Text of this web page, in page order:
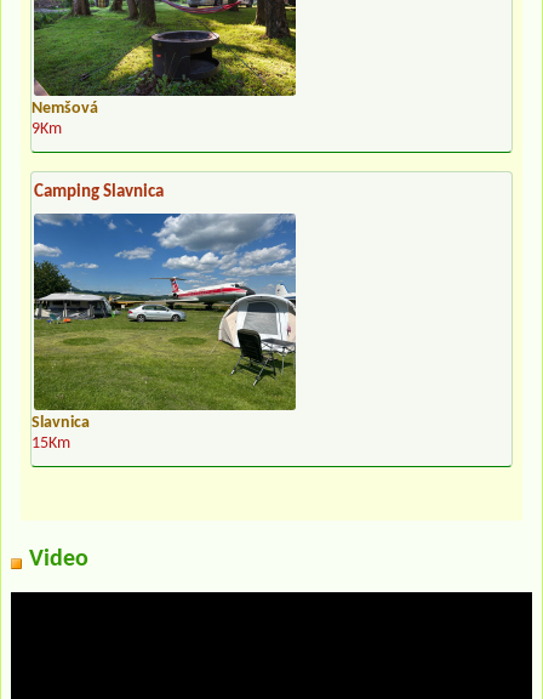
Nemšová
9Km
Camping Slavnica
Slavnica
15Km
Video